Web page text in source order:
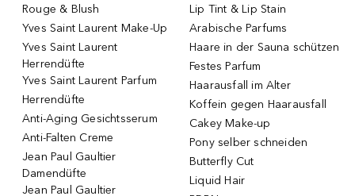
Rouge & Blush
Yves Saint Laurent Make-Up
Yves Saint Laurent
Herrendüfte
Yves Saint Laurent Parfum
Herrendüfte
Anti-Aging Gesichtsserum
Anti-Falten Creme
Jean Paul Gaultier
Damendüfte
Jean Paul Gaultier
Lip Tint & Lip Stain
Arabische Parfums
Haare in der Sauna schützen
Festes Parfum
Haarausfall im Alter
Koffein gegen Haarausfall
Cakey Make-up
Pony selber schneiden
Butterfly Cut
Liquid Hair